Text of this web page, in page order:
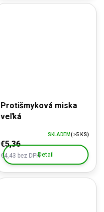
Protišmyková miska
veľká
€4,43 bez DPH
€5,36
SKLADEM(>5 KS)
Detail